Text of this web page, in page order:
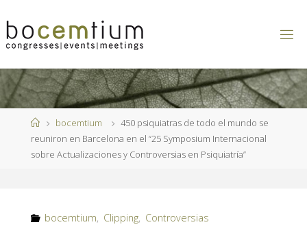
al
contenido
Página
de
Inicio
bocemtium
450 psiquiatras de todo el mundo se
reuniron en Barcelona en el “25 Symposium Internacional
sobre Actualizaciones y Controversias en Psiquiatría”
bocemtium, Clipping, Controversias